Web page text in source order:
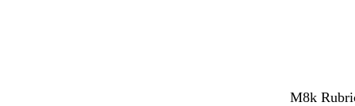
M8k